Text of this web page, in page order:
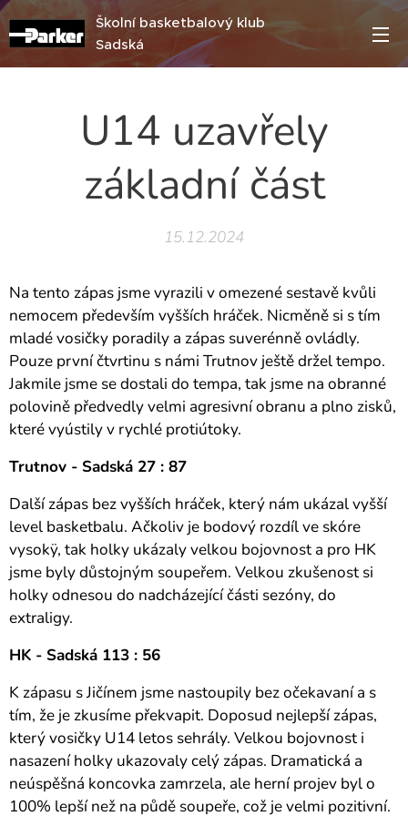
Školní basketbalový klub
Sadská
U14 uzavřely
základní část
15.12.2024
Na tento zápas jsme vyrazili v omezené sestavě kvůli
nemocem především vyšších hráček. Nicměně si s tím
mladé vosičky poradily a zápas suverénně ovládly.
Pouze první čtvrtinu s námi Trutnov ještě držel tempo.
Jakmile jsme se dostali do tempa, tak jsme na obranné
polovině předvedly velmi agresivní obranu a plno zisků,
které vyústily v rychlé protiútoky.
Trutnov - Sadská 27 : 87
Další zápas bez vyšších hráček, který nám ukázal vyšší
level basketbalu. Ačkoliv je bodový rozdíl ve skóre
vysokÿ, tak holky ukázaly velkou bojovnost a pro HK
jsme byly důstojným soupeřem. Velkou zkušenost si
holky odnesou do nadcházející části sezóny, do
extraligy.
HK - Sadská 113 : 56
K zápasu s Jičínem jsme nastoupily bez očekavaní a s
tím, že je zkusíme překvapit. Doposud nejlepší zápas,
který vosičky U14 letos sehrály. Velkou bojovnost i
nasazení holky ukazovaly celý zápas. Dramatická a
neúspěšná koncovka zamrzela, ale herní projev byl o
100% lepší než na půdě soupeře, což je velmi pozitivní.